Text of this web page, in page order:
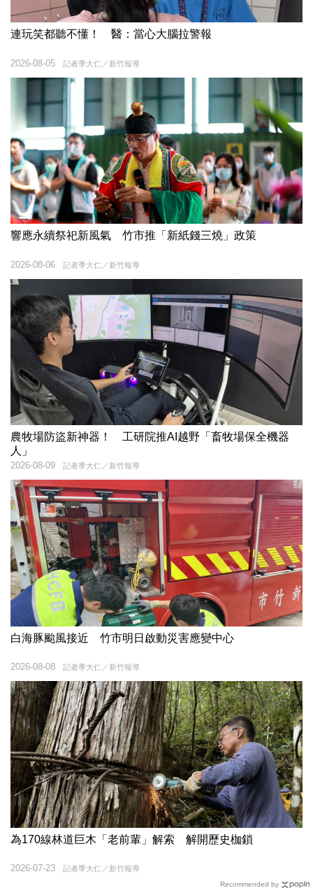
連玩笑都聽不懂！ 醫：當心大腦拉警報
記者季大仁／新竹報導
2026-08-05
響應永續祭祀新風氣 竹市推「新紙錢三燒」政策
記者季大仁／新竹報導
2026-08-06
農牧場防盜新神器！ 工研院推AI越野「畜牧場保全機器
人」
記者季大仁／新竹報導
2026-08-09
白海豚颱風接近 竹市明日啟動災害應變中心
記者季大仁／新竹報導
2026-08-08
為170線林道巨木「老前輩」解索 解開歷史枷鎖
記者季大仁／新竹報導
2026-07-23
Recommended by